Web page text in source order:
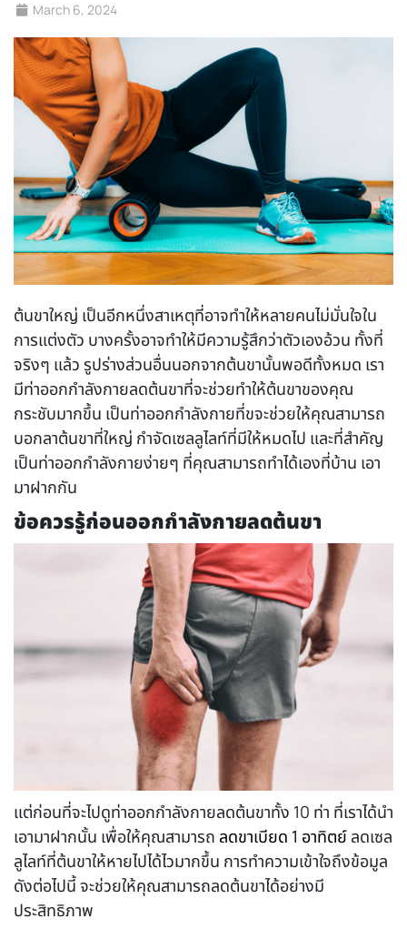
March 6, 2024
ต้นขาใหญ่ เป็นอีกหนึ่งสาเหตุที่อาจทำให้หลายคนไม่มั่นใจใน
การแต่งตัว บางครั้งอาจทำให้มีความรู้สึกว่าตัวเองอ้วน ทั้งที่
จริงๆ แล้ว รูปร่างส่วนอื่นนอกจากต้นขานั้นพอดีทั้งหมด เรา
มีท่าออกกำลังกายลดต้นขาที่จะช่วยทำให้ต้นขาของคุณ
กระชับมากขึ้น เป็นท่าออกกำลังกายที่ขจะช่วยให้คุณสามารถ
บอกลาต้นขาที่ใหญ่ กำจัดเซลลูไลท์ที่มีให้หมดไป และที่สำคัญ
เป็นท่าออกกำลังกายง่ายๆ ที่คุณสามารถทำได้เองที่บ้าน เอา
มาฝากกัน
ข้อควรรู้ก่อนออกกำลังกายลดต้นขา
แต่ก่อนที่จะไปดูท่าออกกำลังกายลดต้นขาทั้ง 10 ท่า ที่เราได้นำ
เอามาฝากนั้น เพื่อให้คุณสามารถ ลดขาเบียด 1 อาทิตย์ ลดเซล
ลูไลท์ที่ต้นขาให้หายไปได้ไวมากขึ้น การทำความเข้าใจถึงข้อมูล
ดังต่อไปนี้ จะช่วยให้คุณสามารถลดต้นขาได้อย่างมี
ประสิทธิภาพ